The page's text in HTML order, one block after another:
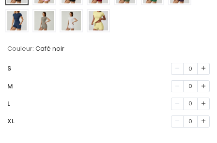
Couleur: Café noir
S 0
M 0
L 0
XL 0